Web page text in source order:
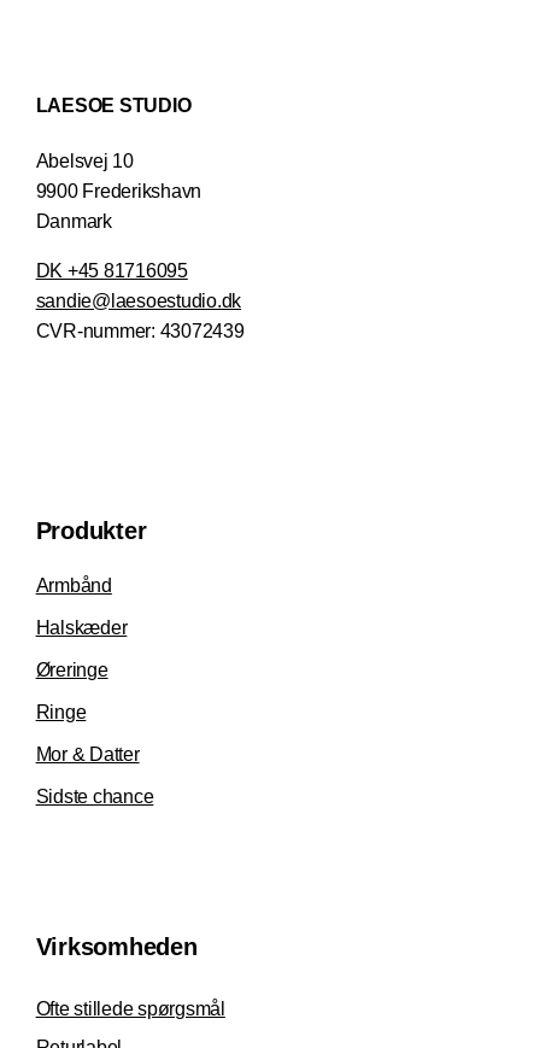
LAESOE STUDIO
Abelsvej 10
9900 Frederikshavn
Danmark
DK +45 81716095
sandie@laesoestudio.dk
CVR-nummer: 43072439
Produkter
Armbånd
Halskæder
Øreringe
Ringe
Mor & Datter
Sidste chance
Virksomheden
Ofte stillede spørgsmål